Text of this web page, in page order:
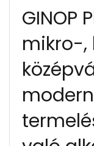
GINOP
mikro-,